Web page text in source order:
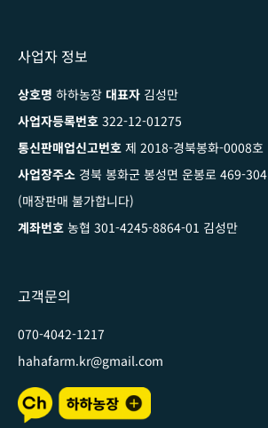
사업자 정보
상호명 하하농장 대표자 김성만
사업자등록번호 322-12-01275
통신판매업신고번호 제 2018-경북봉화-0008호
사업장주소 경북 봉화군 봉성면 운봉로 469-304
(매장판매 불가합니다)
계좌번호 농협 301-4245-8864-01 김성만
고객문의
070-4042-1217
hahafarm.kr@gmail.com